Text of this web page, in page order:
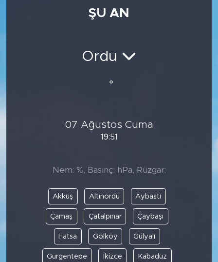
ŞU AN
Ordu
°
07 Ağustos Cuma
19:51
Nem: %, Basınç: hPa, Rüzgar:
Akkuş Altınordu Aybastı
Çamaş Çatalpınar Çaybaşı
Fatsa Gölköy Gülyalı
Gürgentepe İkizce Kabadüz
Köşe Yazarları
Manşet
Ulusal Son Dakika Haberleri